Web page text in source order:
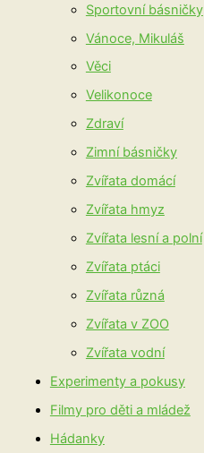
Sportovní básničky
Vánoce, Mikuláš
Věci
Velikonoce
Zdraví
Zimní básničky
Zvířata domácí
Zvířata hmyz
Zvířata lesní a polní
Zvířata ptáci
Zvířata různá
Zvířata v ZOO
Zvířata vodní
Experimenty a pokusy
Filmy pro děti a mládež
Hádanky